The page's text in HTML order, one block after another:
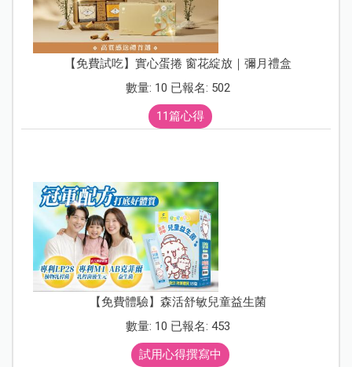
【免費試吃】實心蛋捲 窗花綻放｜彌月禮盒
數量: 10 已報名: 502
11篇心得
【免費體驗】森活舒敏兒童益生菌
數量: 10 已報名: 453
試用心得撰寫中